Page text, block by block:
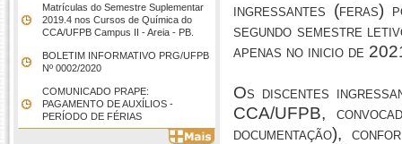
Matrículas do Semestre Suplementar
2019.4 nos Cursos de Química do
CCA/UFPB Campus II - Areia - PB.
BOLETIM INFORMATIVO PRG/UFPB
Nº 0002/2020
COMUNICADO PRAPE:
PAGAMENTO DE AUXÍLIOS -
PERÍODO DE FÉRIAS
ingressantes (feras)
segundo semestre
apenas no inicio de
Os discentes
CCA/UFPB,
documentação),